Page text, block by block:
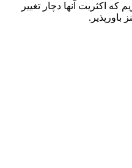
که اکثریت آنها دچار تغییر
باورپذیر.